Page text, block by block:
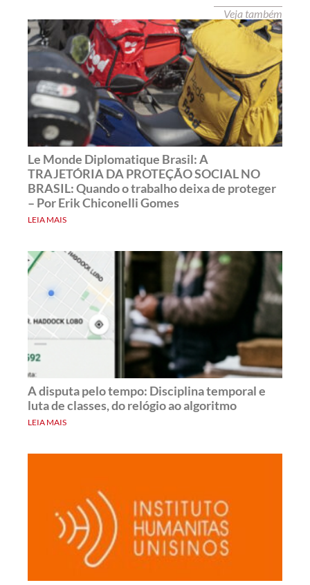
Veja também
Le Monde Diplomatique Brasil: A
TRAJETÓRIA DA PROTEÇÃO SOCIAL NO
BRASIL: Quando o trabalho deixa de proteger
– Por Erik Chiconelli Gomes
LEIA MAIS
A disputa pelo tempo: Disciplina temporal e
luta de classes, do relógio ao algoritmo
LEIA MAIS